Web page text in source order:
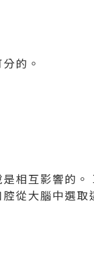
的。
相互影響的
從大腦中選取